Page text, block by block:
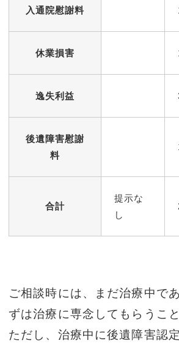
入通院慰謝料
休業損害
逸失利益
後遺障害慰謝
料
合計
提示な
し
ご相談時には、まだ治療中で
ずは治療に専念してもらうこ
ただし、治療中に後遺障害認